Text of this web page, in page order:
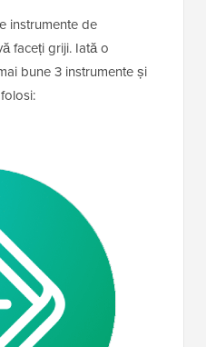
instrumente de
faceți griji. Iată o
bune 3 instrumente și